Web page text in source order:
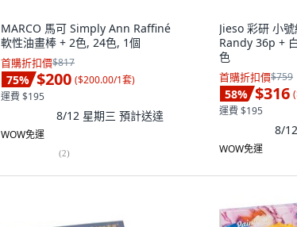
MARCO 馬可 Simply Ann Raffiné
軟性油畫棒 + 2色, 24色, 1個
首購折扣價$817
75% $200 ($200.00/1套)
運費 $195
8/12 星期三 預計送達
WOW免運
(2)
Jieso 彩研 小
Randy 36p +
色
首購折扣價$759
58% $316 (
運費 $195
8/
WOW免運